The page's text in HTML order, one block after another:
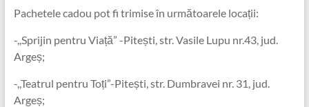
Pachetele cadou pot fi trimise în următoarele locații:
-,,Sprijin pentru Viață” -Pitești, str. Vasile Lupu nr.43, jud.
Argeș;
-,,Teatrul pentru Toți”-Pitești, str. Dumbravei nr. 31, jud.
Argeș;